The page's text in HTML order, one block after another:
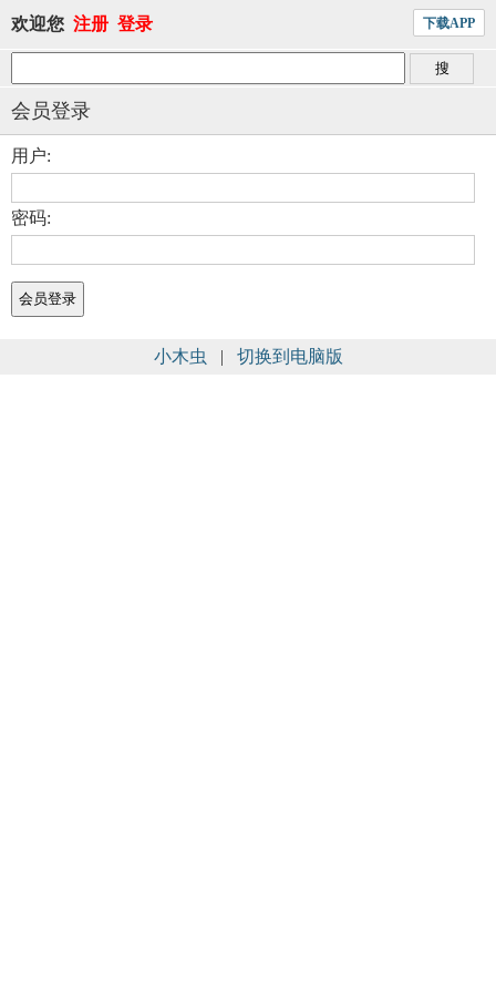
欢迎您 注册 登录 下载APP
会员登录
用户:
密码:
小木虫 | 切换到电脑版